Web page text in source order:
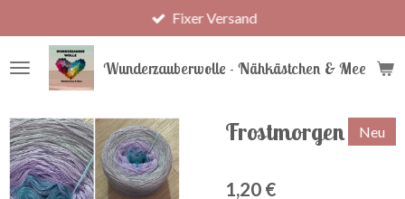
Hauptinhalt
springen
Wunderzauberwolle - Nähkästchen & Meer
Fixer Versand
Frostmorgen Neu
1,20 €